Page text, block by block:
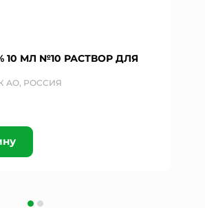
10 МЛ №10 РАСТВОР ДЛЯ
АО, РОССИЯ